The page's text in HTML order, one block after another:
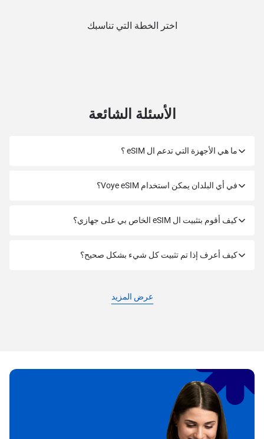
اختر الخطة التي تناسبك
الأسئلة الشائعة
ما هي الأجهزة التي تدعم ال eSIM ؟
في أي البلدان يمكن استخدام Voye eSIM؟
كيف أقوم بتثبيت ال eSIM الخاص بي على جهازي؟
كيف أعرف إذا تم تثبيت كل شيء بشكل صحيح؟
عرض المزيد